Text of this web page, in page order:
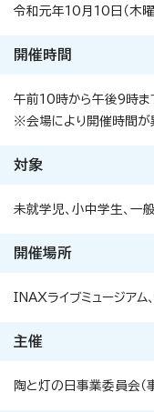
令和元年10月10日（木曜
開催時間
午前10時から午後9時ま
※会場により開催時間が
対象
未就学児、小中学生、一
開催場所
INAXライブミュージア
主催
陶と灯の日事業委員会